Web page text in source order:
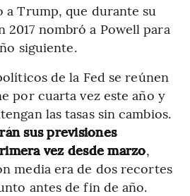
a Trump, que durante su
nombró a Powell para
siguiente.
de la Fed se reúnen
por cuarta vez este año y
las tasas sin cambios.
sus previsiones
vez desde marzo,
media era de dos recortes
antes de fin de año.